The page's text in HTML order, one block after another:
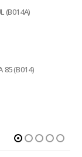
(B014A)
85 (B014)